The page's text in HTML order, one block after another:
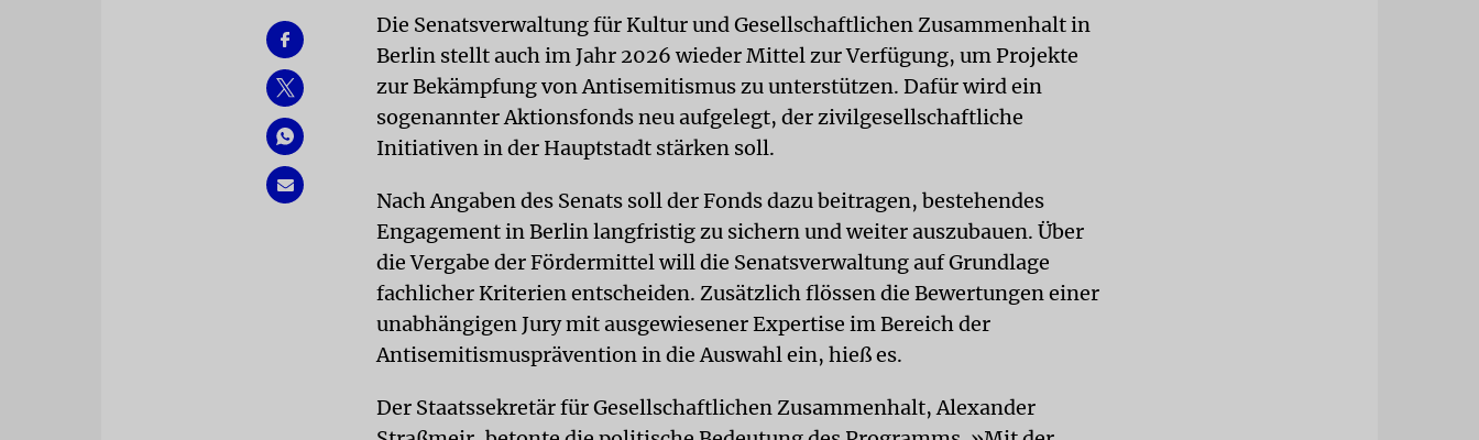
Die Senatsverwaltung für Kultur und Gesellschaftlichen Zusammenhalt in
Berlin stellt auch im Jahr 2026 wieder Mittel zur Verfügung, um Projekte
zur Bekämpfung von Antisemitismus zu unterstützen. Dafür wird ein
sogenannter Aktionsfonds neu aufgelegt, der zivilgesellschaftliche
Initiativen in der Hauptstadt stärken soll.
Nach Angaben des Senats soll der Fonds dazu beitragen, bestehendes
Engagement in Berlin langfristig zu sichern und weiter auszubauen. Über
die Vergabe der Fördermittel will die Senatsverwaltung auf Grundlage
fachlicher Kriterien entscheiden. Zusätzlich flössen die Bewertungen einer
unabhängigen Jury mit ausgewiesener Expertise im Bereich der
Antisemitismusprävention in die Auswahl ein, hieß es.
Der Staatssekretär für Gesellschaftlichen Zusammenhalt, Alexander